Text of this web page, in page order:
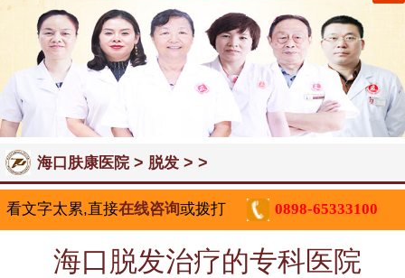
海口肤康医院> 脱发> >
看文字太累,直接在线咨询或拨打 0898-65333100
海口脱发治疗的专科医院